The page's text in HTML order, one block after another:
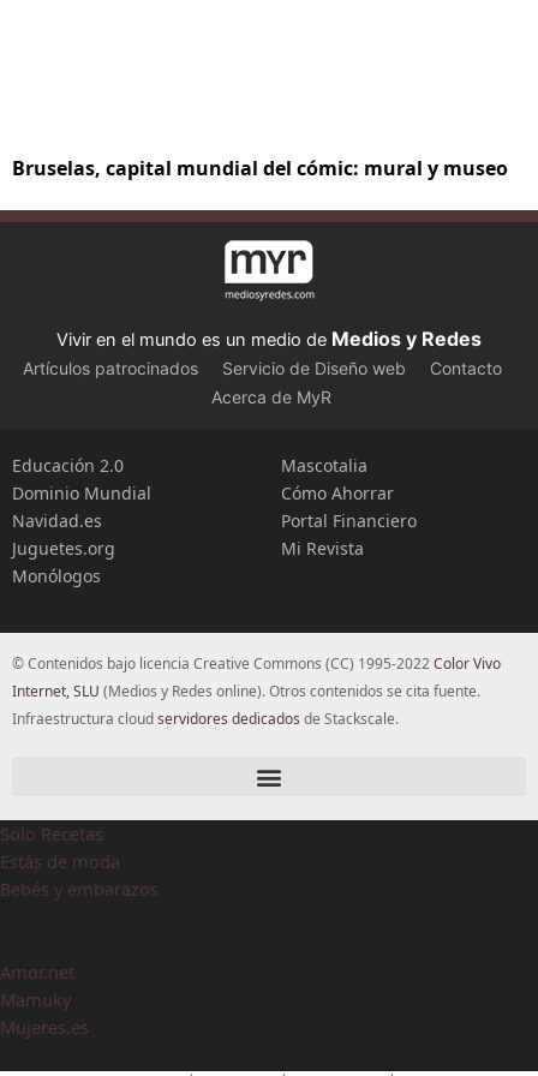
Bruselas, capital mundial del cómic: mural y museo
Vivir en el mundo es un medio de Medios y Redes
Artículos patrocinados Servicio de Diseño web
Contacto
Acerca de MyR
Educación 2.0
Dominio Mundial
Navidad.es
Juguetes.org
Monólogos
Mascotalia
Cómo Ahorrar
Portal Financiero
Mi Revista
© Contenidos bajo licencia Creative Commons (CC) 1995-2022Color Vivo
Internet, SLU (Medios y Redes online). Otros contenidos se cita fuente.
Infraestructura cloudservidores dedicados de Stackscale.
Solo Recetas
Estás de moda
Bebés y embarazos
Amor.net
Mamuky
Mujeres.es